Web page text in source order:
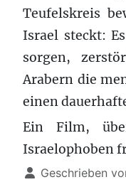
Teufelskreis
Israel steckt:
sorgen,
Arabern die
einen
Ein Film,
Israelophoben
Details
Geschrieben